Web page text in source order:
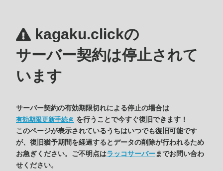
kagaku.clickの
サーバー契約は停止されて
います
サーバー契約の有効期限切れによる停止の場合は
有効期限更新手続き を行うことで今すぐ復旧できます！
このページが表示されているうちはいつでも復旧可能です
が、復旧猶予期間を経過するとデータの削除が行われるため
お急ぎください。ご不明点はラッコサーバーまでお問い合わ
せください。